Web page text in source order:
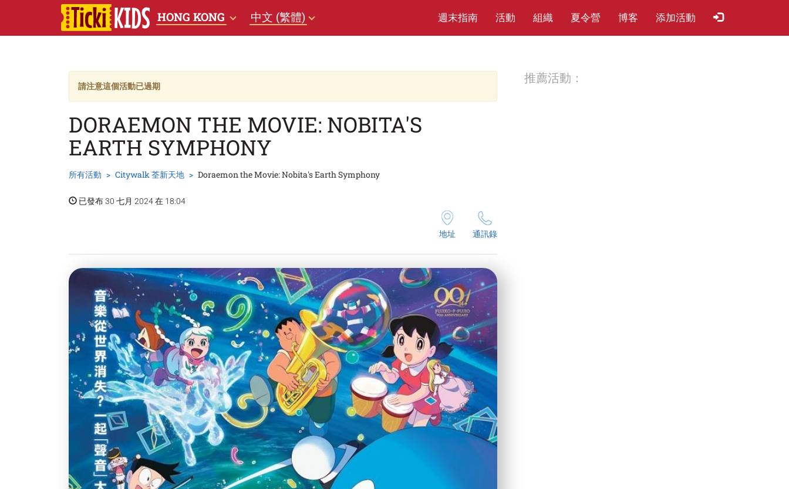
HONG KONG 中文 (繁體) 週末指南 活動 組織 夏​令​營 博客 添加活動
請注意這個活動已過期
DORAEMON THE MOVIE: NOBITA'S
EARTH SYMPHONY
所有活動 Citywalk 荃新天地 Doraemon the Movie: Nobita's Earth Symphony
已發布 30 七月 2024 在 18:04
地址 通訊錄
推薦活動：